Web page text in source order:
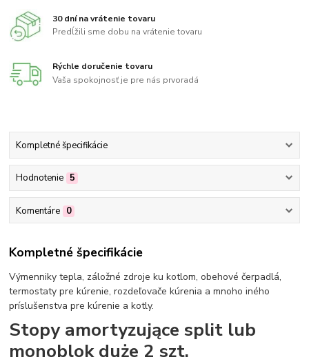
30 dní na vrátenie tovaru
Predĺžili sme dobu na vrátenie tovaru
Rýchle doručenie tovaru
Vaša spokojnosť je pre nás prvoradá
Kompletné špecifikácie
Hodnotenie 5
Komentáre 0
Kompletné špecifikácie
Výmenniky tepla, záložné zdroje ku kotlom, obehové čerpadlá,
termostaty pre kúrenie, rozdeľovače kúrenia a mnoho iného
príslušenstva pre kúrenie a kotly.
Stopy amortyzujące split lub
monoblok duże 2 szt.